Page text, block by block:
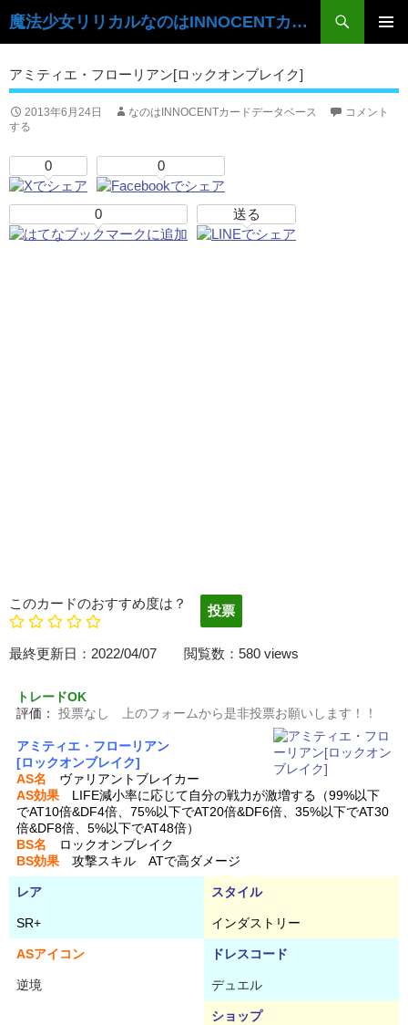
魔法少女リリカルなのはINNOCENTカードデータベース
検
索
イ
ン
テ
ン
ツ
へ
ッ
プ
アミティエ・フローリアン[ロックオンブレイク]
2013年6月24日 なのはINNOCENTカードデータベース
コメント
する
0 0
0 送る
このカードのおすすめ度は？
最終更新日：2022/04/07 閲覧数：580 views
トレードOK
評価：
投票なし 上のフォームから是非投票お願いします！！
アミティエ・フローリアン
[ロックオンブレイク]
AS名 ヴァリアントブレイカー
AS効果 LIFE減小率に応じて自分の戦力が激増する（99%以下
でAT10倍&DF4倍、75%以下でAT20倍&DF6倍、35%以下でAT30
倍&DF8倍、5%以下でAT48倍）
BS名 ロックオンブレイク
BS効果 攻撃スキル ATで高ダメージ
レア スタイル
SR+ インダストリー
ASアイコン ドレスコード
逆境 デュエル
ショップ